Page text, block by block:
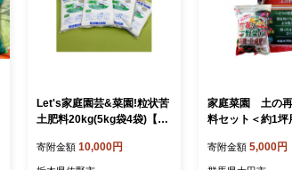
Let's家庭園芸&菜園!粒状苦
土肥料20kg(5kg袋4袋)【10
寄附金額 10,000円
家庭菜園 土の
料セット＜約1
菜園 野菜 土 再生
デニング 園芸 人
寄附金額 5,000円